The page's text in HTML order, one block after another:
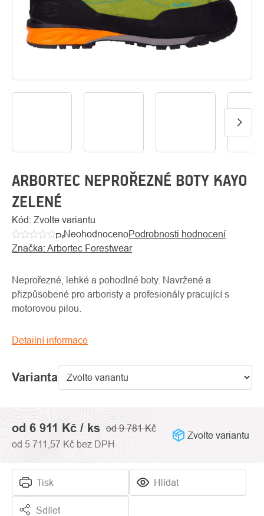
O
ARBORTEC NEPROŘEZNÉ BOTY KAYO
ZELENÉ
Kód: Zvolte variantu
Průměrné
hodnocení
je
0,0
z
hvězdiček.
NeohodnocenoPodrobnosti hodnocení
Značka: Arbortec Forestwear
Varianta
Neprořezné, lehké a pohodlné boty. Navržené a
přizpůsobené pro arboristy a profesionály pracující s
motorovou pilou.
Detailní informace
Tisk Hlídat
Sdílet
od 9 781 Kč
od6 911 Kč / ks
od 5 711,57 Kč bez DPH
Zvolte variantu